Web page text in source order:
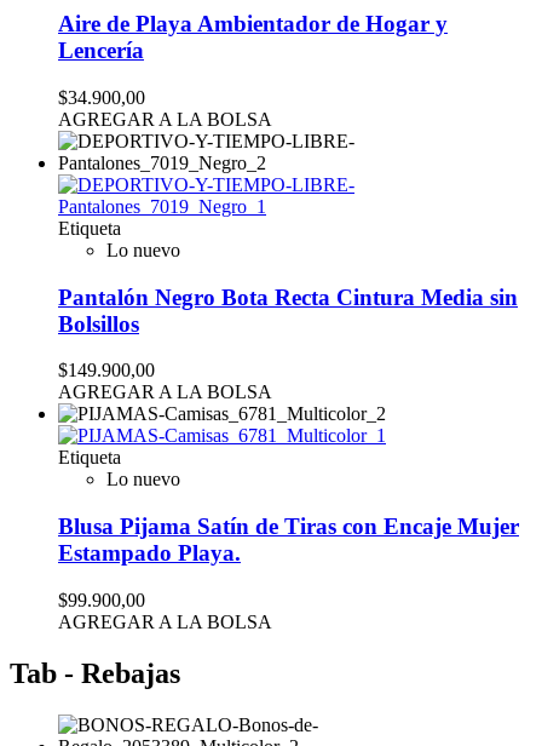
Aire de Playa Ambientador de Hogar y
Lencería
$34.900,00
AGREGAR A LA BOLSA
Etiqueta
Lo nuevo
Pantalón Negro Bota Recta Cintura Media sin
Bolsillos
$149.900,00
AGREGAR A LA BOLSA
Etiqueta
Lo nuevo
Blusa Pijama Satín de Tiras con Encaje Mujer
Estampado Playa.
$99.900,00
AGREGAR A LA BOLSA
Tab - Rebajas